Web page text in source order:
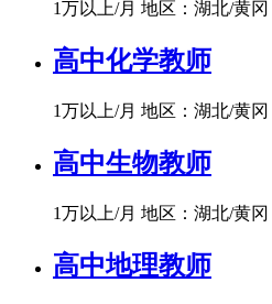
1万以上/月 地区：湖北/黄冈
高中化学教师
1万以上/月 地区：湖北/黄冈
高中生物教师
1万以上/月 地区：湖北/黄冈
高中地理教师